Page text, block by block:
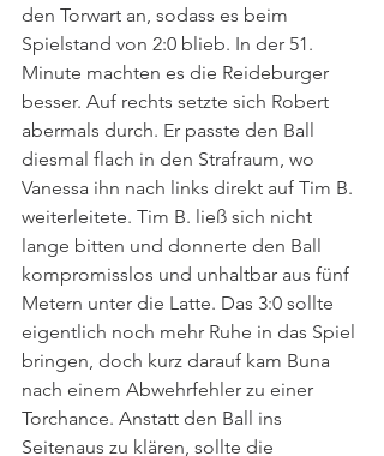
den Torwart an, sodass es beim
Spielstand von 2:0 blieb. In der 51.
Minute machten es die Reideburger
besser. Auf rechts setzte sich Robert
abermals durch. Er passte den Ball
diesmal flach in den Strafraum, wo
Vanessa ihn nach links direkt auf Tim B.
weiterleitete. Tim B. ließ sich nicht
lange bitten und donnerte den Ball
kompromisslos und unhaltbar aus fünf
Metern unter die Latte. Das 3:0 sollte
eigentlich noch mehr Ruhe in das Spiel
bringen, doch kurz darauf kam Buna
nach einem Abwehrfehler zu einer
Torchance. Anstatt den Ball ins
Seitenaus zu klären, sollte die